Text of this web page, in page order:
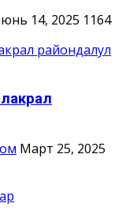
14, 2025 1164
Март 25, 2025